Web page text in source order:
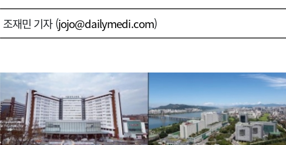
조재민 기자 (jojo@dailymedi.com)